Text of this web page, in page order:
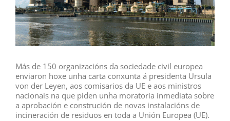
Más de 150 organizacións da sociedade civil europea
enviaron hoxe unha carta conxunta á presidenta Ursula
von der Leyen, aos comisarios da UE e aos ministros
nacionais na que piden unha moratoria inmediata sobre
a aprobación e construción de novas instalacións de
incineración de residuos en toda a Unión Europea (UE).